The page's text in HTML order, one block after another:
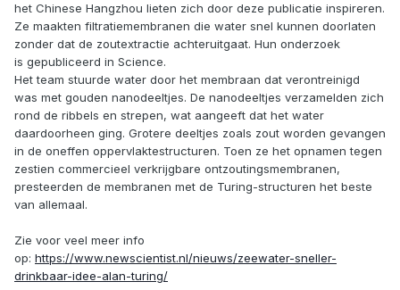
het Chinese Hangzhou lieten zich door deze publicatie inspireren.
Ze maakten filtratiemembranen die water snel kunnen doorlaten
zonder dat de zoutextractie achteruitgaat. Hun onderzoek
is gepubliceerd in Science.
Het team stuurde water door het membraan dat verontreinigd
was met gouden nanodeeltjes. De nanodeeltjes verzamelden zich
rond de ribbels en strepen, wat aangeeft dat het water
daardoorheen ging. Grotere deeltjes zoals zout worden gevangen
in de oneffen oppervlaktestructuren. Toen ze het opnamen tegen
zestien commercieel verkrijgbare ontzoutingsmembranen,
presteerden de membranen met de Turing-structuren het beste
van allemaal.
Zie voor veel meer info
op: https://www.newscientist.nl/nieuws/zeewater-sneller-
drinkbaar-idee-alan-turing/